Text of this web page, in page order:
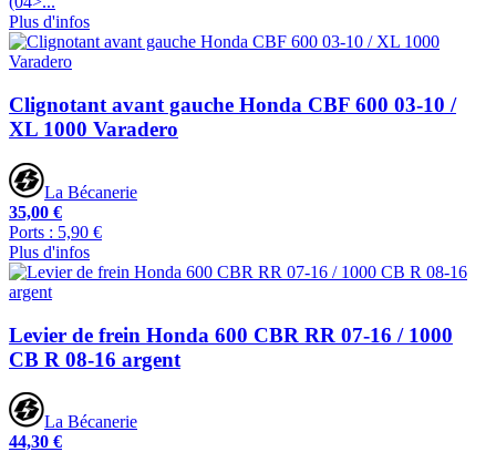
Plus d'infos
Clignotant avant gauche Honda CBF 600 03-10 /
XL 1000 Varadero
La Bécanerie
35,00 €
Ports : 5,90 €
Plus d'infos
Levier de frein Honda 600 CBR RR 07-16 / 1000
CB R 08-16 argent
La Bécanerie
44,30 €